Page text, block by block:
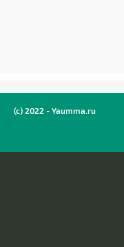
(c) 2022 - Yaumma.ru